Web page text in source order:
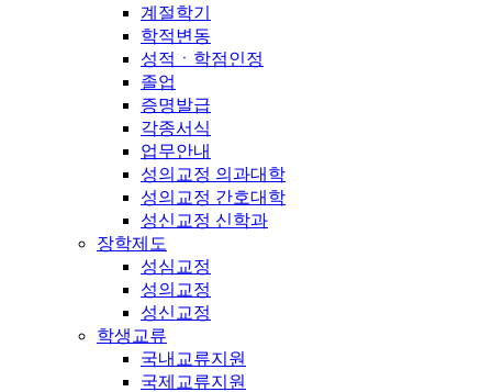
계절학기
학적변동
성적ㆍ학점인정
졸업
증명발급
각종서식
업무안내
성의교정 의과대학
성의교정 간호대학
성신교정 신학과
장학제도
성심교정
성의교정
성신교정
학생교류
국내교류지원
국제교류지원